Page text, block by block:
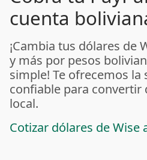
cuenta
¡Cambia tus dólares de
y más por pesos
simple! Te ofrecemos la
confiable para convertir
local.
Cotizar dólares de Wise